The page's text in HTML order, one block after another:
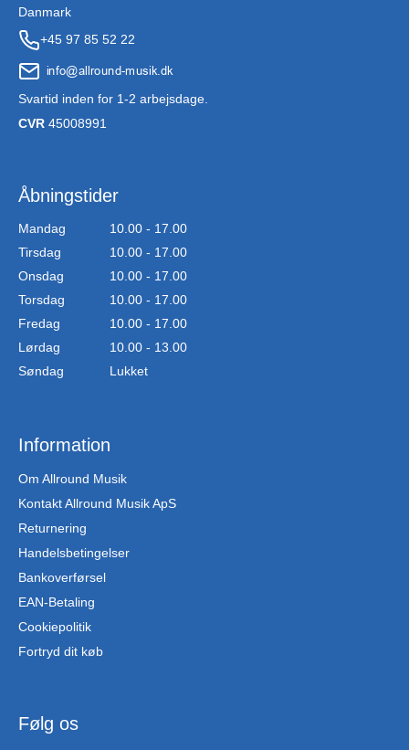
Danmark
+45 97 85 52 22
Svartid inden for 1-2 arbejsdage.
CVR 45008991
Åbningstider
Mandag
10.00 - 17.00
Tirsdag
10.00 - 17.00
Onsdag
10.00 - 17.00
Torsdag
10.00 - 17.00
Fredag
10.00 - 17.00
Lørdag
10.00 - 13.00
Søndag
Lukket
Information
Om Allround Musik
Kontakt Allround Musik ApS
Returnering
Handelsbetingelser
Bankoverførsel
EAN-Betaling
Cookiepolitik
Fortryd dit køb
Følg os